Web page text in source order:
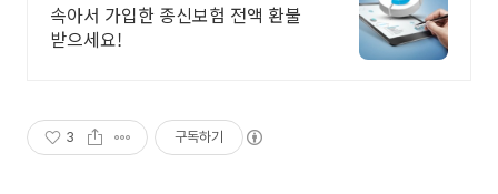
속아서 가입한 종신보험 전액 환불
받으세요!
3 구독하기